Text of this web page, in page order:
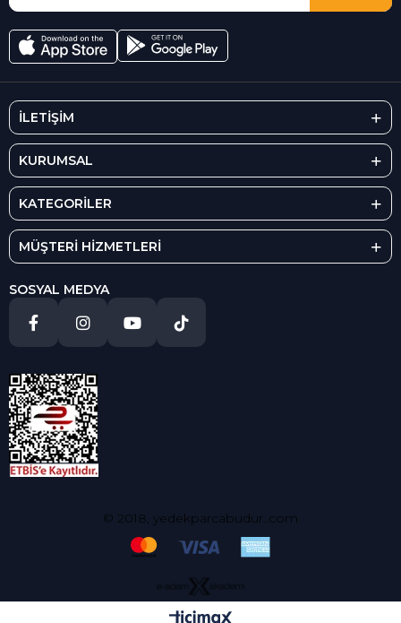
İLETİŞİM
KURUMSAL
KATEGORİLER
MÜŞTERİ HİZMETLERİ
SOSYAL MEDYA
© 2018, yedekparcabudur..com